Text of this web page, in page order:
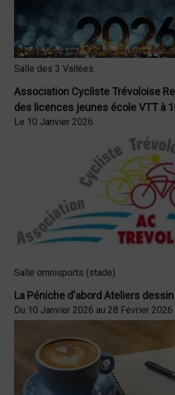
Salle des 3 Vallées
Association Cycliste Trévoloise
des licences jeunes école VTT à
Le 10 Janvier 2026
Salle omnisports (stade)
La Péniche d'abord Ateliers dessin
Du 10 Janvier 2026 au 28 Février 2026